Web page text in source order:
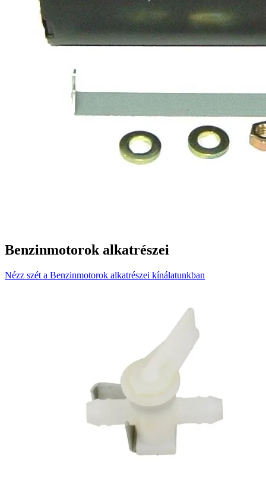
Benzinmotorok alkatrészei
Nézz szét a Benzinmotorok alkatrészei kínálatunkban